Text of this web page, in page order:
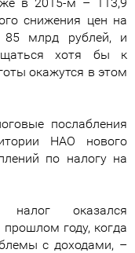
снижения цен на
85 млрд рублей, и
хотя бы к
окажутся в этом
послабления
НАО нового
по налогу на
оказался
году, когда
с доходами, –